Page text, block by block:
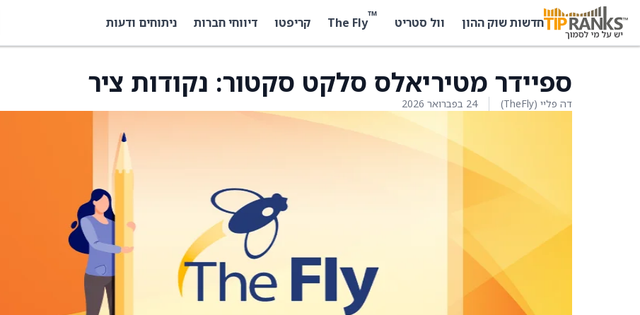
חדשות שוק ההון וול סטריט ™
The Fly קריפטו דיווחי חברות ניתוחים ודעות
ספיידר מטיריאלס סלקט סקטור: נקודות ציר
דה פליי (TheFly) 24 בפברואר 2026